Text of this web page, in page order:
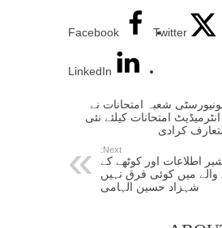
Facebook Twitter
LinkedIn
شعبہ امتحانات نے
امتحانات کیلئے نئی
کرادی
Next:
اطلاعات اور کوٹھے کے
والے میں کوئی فرق نہیں
شہزاد حسین الہامی